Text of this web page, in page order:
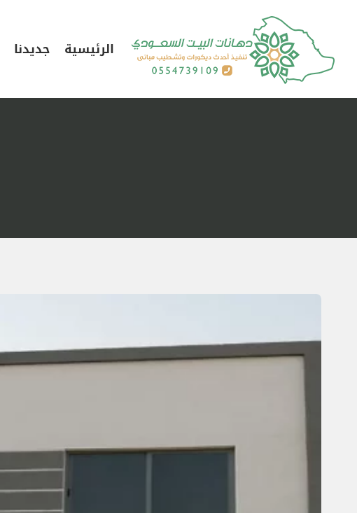
المحتوى
الرئيسية جديدنا